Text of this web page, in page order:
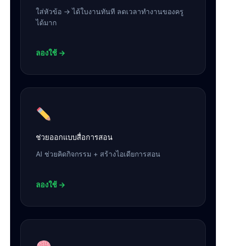
ใส่หัวข้อ → ได้ใบงานทันที ลดเวลาทำงานของครู
ได้มาก
ลองใช้ →
ช่วยออกแบบสื่อการสอน
AI ช่วยคิดกิจกรรม + สร้างไอเดียการสอน
ลองใช้ →